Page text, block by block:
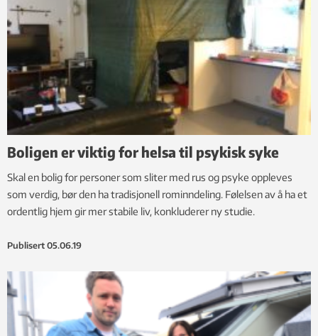
Boligen er viktig for helsa til psykisk syke
Skal en bolig for personer som sliter med rus og psyke oppleves
som verdig, bør den ha tradisjonell rominndeling. Følelsen av å ha et
ordentlig hjem gir mer stabile liv, konkluderer ny studie.
Publisert 05.06.19